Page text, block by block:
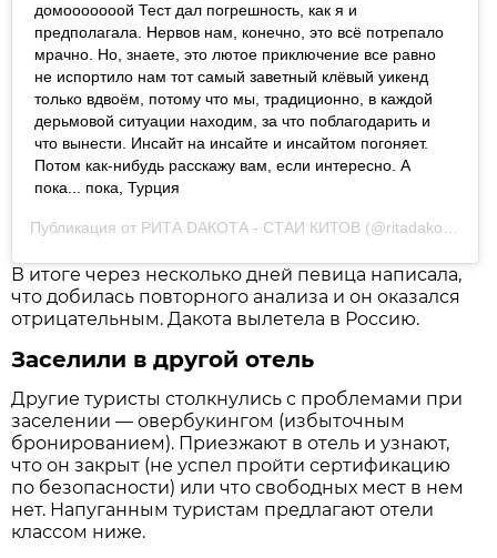
домооооооой Тест дал погрешность, как я и
предполагала. Нервов нам, конечно, это всё потрепало
мрачно. Но, знаете, это лютое приключение все равно
не испортило нам тот самый заветный клёвый уикенд
только вдвоём, потому что мы, традиционно, в каждой
дерьмовой ситуации находим, за что поблагодарить и
что вынести. Инсайт на инсайте и инсайтом погоняет.
Потом как-нибудь расскажу вам, если интересно. А
пока... пока, Турция
Публикация от РИТА DАКОТА - СТАИ КИТОВ (@ritadakota)
В итоге через несколько дней певица написала,
что добилась повторного анализа и он оказался
отрицательным. Дакота вылетела в Россию.
Заселили в другой отель
Другие туристы столкнулись с проблемами при
заселении — овербукингом (избыточным
бронированием). Приезжают в отель и узнают,
что он закрыт (не успел пройти сертификацию
по безопасности) или что свободных мест в нем
нет. Напуганным туристам предлагают отели
классом ниже.